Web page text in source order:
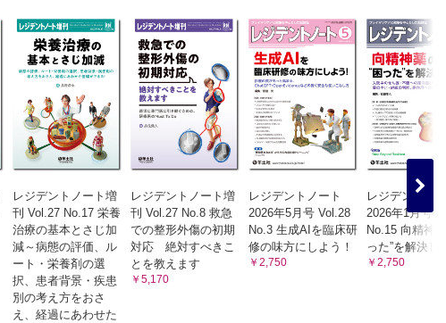
レジデントノート増
刊 Vol.27 No.17 栄養
治療の基本とさじ加
減～病態の評価、ル
ート・栄養剤の選
択、患者背景・疾患
別の考え方をおさ
え、経過にあわせた
レジデントノート増
刊 Vol.27 No.8 救急
での整形外傷の初期
対応 絶対すべきこ
とを教えます
￥5,170
レジデントノート
2026年5月号 Vol.28
No.3 生成AIを臨床研
修の味方にしよう！
￥2,750
レジデントノ
2026年1月号
No.15 向精神
った”を解決し
￥2,750